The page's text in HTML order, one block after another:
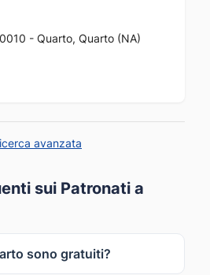
- Quarto, Quarto (NA)
avanzata
sui Patronati a
sono gratuiti?